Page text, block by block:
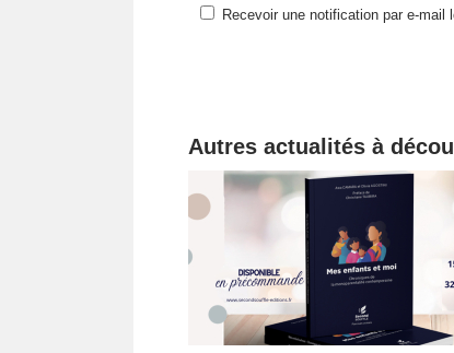
Recevoir une notification par e-mail
Autres actualités à